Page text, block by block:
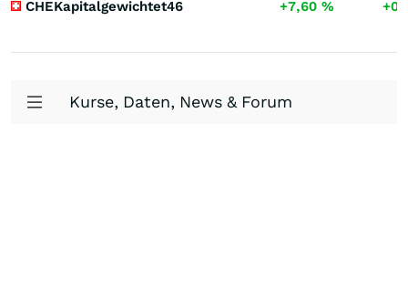
CHEKapitalgewichtet46 +7,60 %
Kurse, Daten, News & Forum